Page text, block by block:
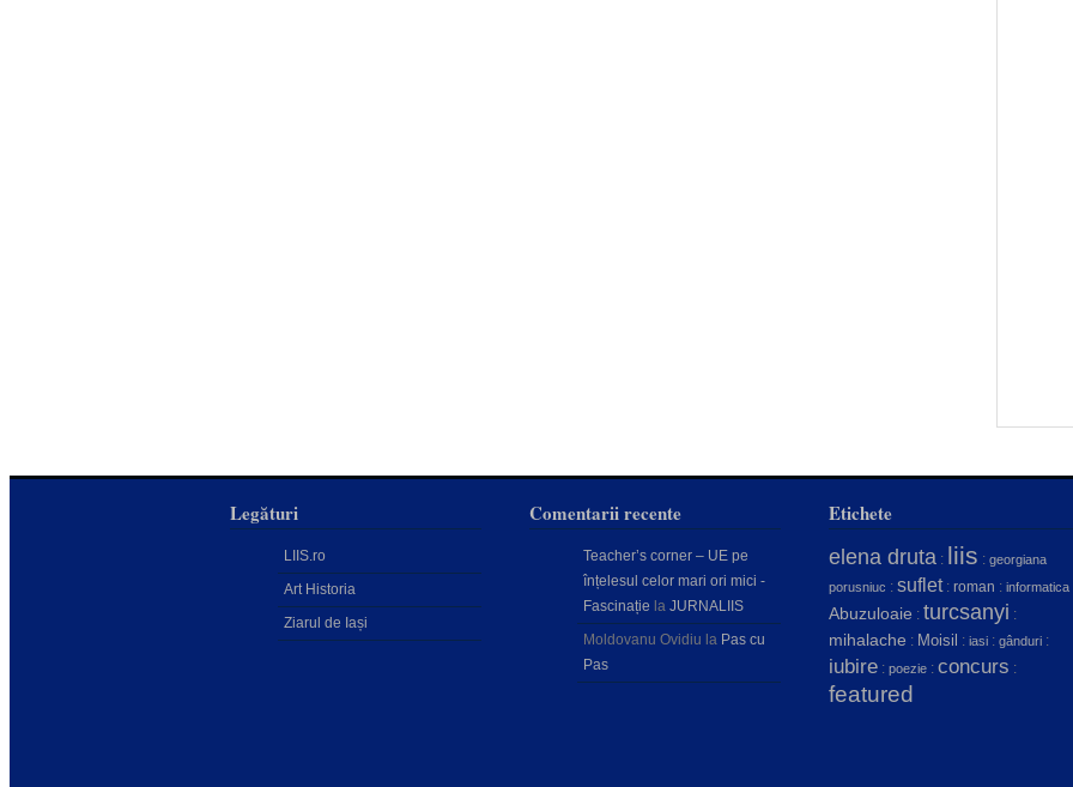
Legături
LIIS.ro
Art Historia
Ziarul de Iași
Comentarii recente
Teacher’s corner – UE pe
înțelesul celor mari ori mici -
Fascinație la JURNALIIS
Moldovanu Ovidiu la Pas cu
Pas
Etichete
elena druta : liis : georgiana
porusniuc : suflet: roman : informatica
Abuzuloaie : turcsanyi :
mihalache : Moisil : iasi : gânduri :
iubire : poezie : concurs :
featured